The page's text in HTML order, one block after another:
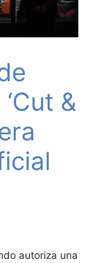
&
autoriza una